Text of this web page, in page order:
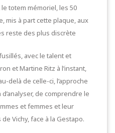
totem mémoriel, les 50
mis à part cette plaque, aux
reste des plus discrète
avec le talent et
et Martine Ritz à l’instant,
delà de celle-ci, l’approche
de comprendre le
et femmes et leur
Vichy, face à la Gestapo.